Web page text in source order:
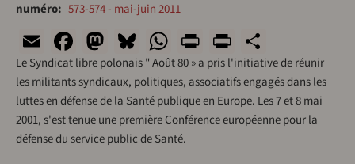
numéro
573-574 - mai-juin 2011
EmailFacebook
Mastodon
Bluesky
WhatsApp
Print
Le Syndicat libre polonais " Août 80 » a pris l'initiative de réunir
les militants syndicaux, politiques, associatifs engagés dans les
luttes en défense de la Santé publique en Europe. Les 7 et 8 mai
2001, s'est tenue une première Conférence européenne pour la
défense du service public de Santé.